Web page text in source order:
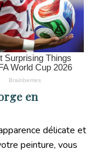
en
délicate et
peinture, vous